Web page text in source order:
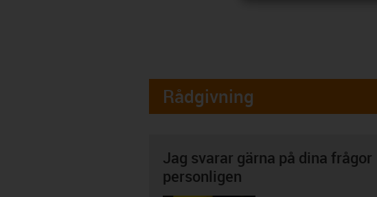
Rådgivning
Jag svarar gärna på dina frågor
personligen